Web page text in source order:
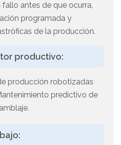
antes de que ocurra,
programada y
de la producción.
productivo:
producción robotizadas
predictivo de